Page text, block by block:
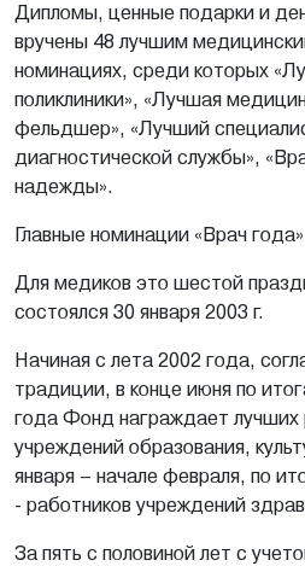
Дипломы, ценные подарки и
вручены 48 лучшим
номинациях, среди которых
поликлиники», «Лучшая
фельдшер», «Лучший
диагностической службы»,
надежды».
Главные номинации «Врач
Для медиков это шестой
состоялся 30 января 2003 г.
Начиная с лета 2002 года,
традиции, в конце июня по
года Фонд награждает лучших
учреждений образования,
января – начале февраля, по
- работников учреждений
За пять с половиной лет с